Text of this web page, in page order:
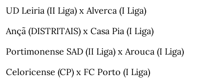
UD Leiria (II Liga) x Alverca (I Liga)
Ançã (DISTRITAIS) x Casa Pia (I Liga)
Portimonense SAD (II Liga) x Arouca (I Liga)
Celoricense (CP) x FC Porto (I Liga)